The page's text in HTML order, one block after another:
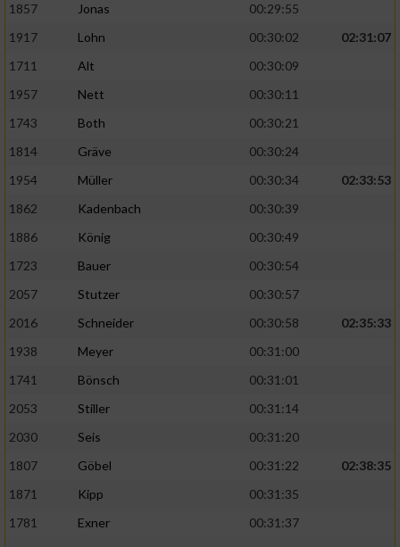
1857
Jonas
00:29:55
1917
Lohn 00:30:02
02:31:07
1711
Alt
00:30:09
1957
Nett
00:30:11
1743
Both
00:30:21
1814
Gräve
00:30:24
1954
Müller 00:30:34
02:33:53
1862
Kadenbach
00:30:39
1886
König
00:30:49
1723
Bauer
00:30:54
2057
Stutzer
00:30:57
2016
Schneider 00:30:58
02:35:33
1938
Meyer
00:31:00
1741
Bönsch
00:31:01
2053
Stiller
00:31:14
2030
Seis
00:31:20
1807
Göbel 00:31:22
02:38:35
1871
Kipp
00:31:35
1781
Exner
00:31:37